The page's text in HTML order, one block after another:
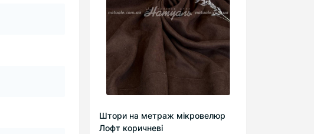
Штори на метраж мікровелюр
Лофт коричневі